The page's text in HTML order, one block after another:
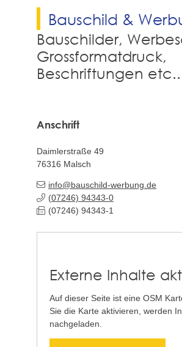
Bauschild &
Bauschilder,
Grossformatdruck,
Beschriftungen
Externe Inhalte
Auf dieser Seite ist eine OSM
Sie die Karte aktivieren, werden
nachgeladen.
Anschrift
Daimlerstraße 49
76316 Malsch
info@bauschild-werbung.de
(07246) 94343-0
(07246) 94343-1